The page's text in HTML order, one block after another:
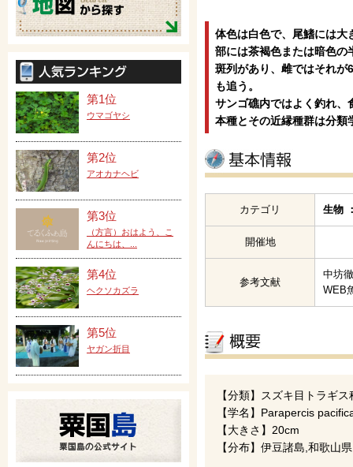
体色は白色で、尾鰭には大
部には茶褐色または暗色の
斑列があり、雌ではそれが
も追う。
サンゴ礁内ではよく釣れ、
本種とその近縁種群は分
カテゴリ 生物
開催地
参考文献
中坊
WEB
【分類】スズキ目トラギ
【学名】Parapercis
【大きさ】20cm
【分布】伊豆諸島,和歌山
第1位
ウマゴヤシ
第2位
アオカナヘビ
第3位
（方言）おはよう、こ
んにちは、...
第4位
ヘクソカズラ
第5位
ヤガン折目